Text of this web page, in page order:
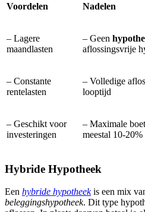
Voordelen Nadelen
– Lagere
maandlasten
– Geen
aflossingsvrije
– Constante
rentelasten
– Volledige
looptijd
– Geschikt voor
investeringen
– Maximale
meestal 10-20%
Hybride Hypotheek
Een hybride hypotheekis een mix
beleggingshypotheek. Dit type